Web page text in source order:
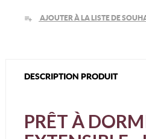
playlist_add AJOUTER À LA LISTE DE
DESCRIPTION PRODUIT
PRÊT À